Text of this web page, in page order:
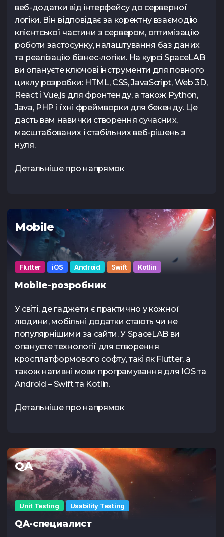
веб-додатки від інтерфейсу до серверної
логіки. Він відповідає за коректну взаємодію
клієнтської частини з сервером, оптимізацію
роботи застосунку, налаштування баз даних
та реалізацію бізнес-логіки. На курсі SpaceLAB
ви опануєте ключові інструменти для повного
циклу розробки: HTML, CSS, JavaScript, Web 3D,
React і Vue.js для фронтенду, а також Python,
Java, PHP і їхні фреймворки для бекенду. Це
дасть вам навички створення сучасних,
масштабованих і стабільних веб-рішень з
нуля.
Детальніше про напрямок
Mobile
Flutter iOS Android Swift Kotlin
Mobile-розробник
У світі, де гаджети є практично у кожної
людини, мобільні додатки стають чи не
популярнішими за сайти. У SpaceLAB ви
опануєте технології для створення
кросплатформового софту, такі як Flutter, а
також нативні мови програмування для IOS та
Android – Swift та Kotlin.
Детальніше про напрямок
QA
Unit Testing Usability Testing
QA-специалист